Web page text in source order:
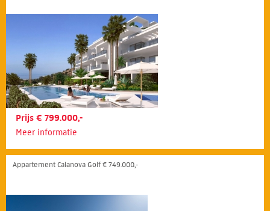
Prijs € 799.000,-
Meer informatie
Appartement Calanova Golf € 749.000,-